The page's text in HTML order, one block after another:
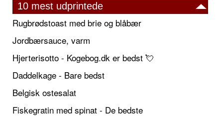
10 mest udprintede
Rugbrødstoast med brie og blåbær
Jordbærsauce, varm
Hjerterisotto - Kogebog.dk er bedst 💘
Daddelkage - Bare bedst
Belgisk ostesalat
Fiskegratin med spinat - De bedste